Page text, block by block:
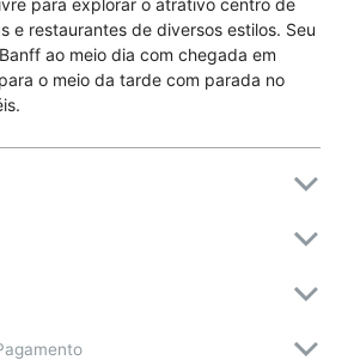
para explorar o atrativo centro de
e restaurantes de diversos estilos. Seu
ao meio dia com chegada em
o meio da tarde com parada no